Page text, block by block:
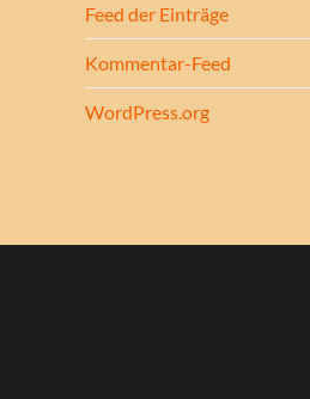
Feed der Einträge
Kommentar-Feed
WordPress.org